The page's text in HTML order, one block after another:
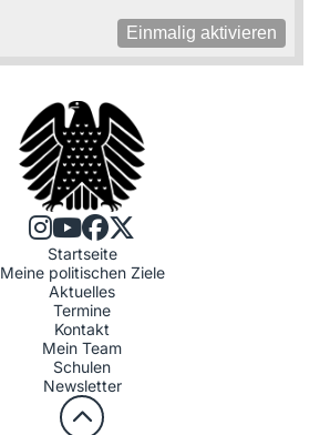
Einmalig aktivieren
Startseite
Meine politischen Ziele
Aktuelles
Termine
Kontakt
Mein Team
Schulen
Newsletter